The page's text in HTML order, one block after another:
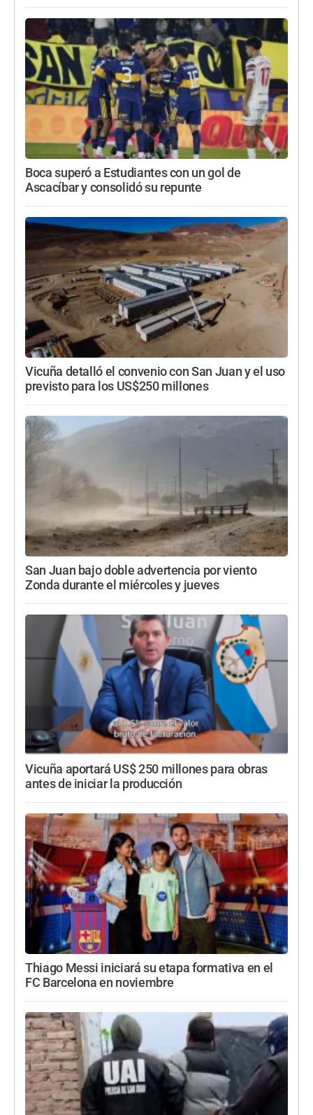
Boca superó a Estudiantes con un gol de
Ascacíbar y consolidó su repunte
Vicuña detalló el convenio con San Juan y el uso
previsto para los US$250 millones
San Juan bajo doble advertencia por viento
Zonda durante el miércoles y jueves
Vicuña aportará US$ 250 millones para obras
antes de iniciar la producción
Thiago Messi iniciará su etapa formativa en el
FC Barcelona en noviembre